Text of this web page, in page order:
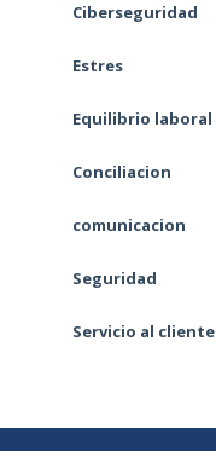
Ciberseguridad
Estres
Equilibrio laboral
Conciliacion
comunicacion
Seguridad
Servicio al cliente